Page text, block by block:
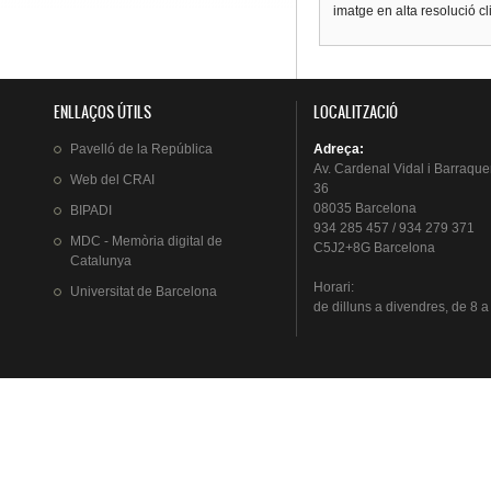
imatge en alta resolució
ENLLAÇOS ÚTILS
Pavelló de la República
Web del CRAI
BIPADI
MDC - Memòria digital de
Catalunya
Universitat de Barcelona
LOCALITZACIÓ
Adreça:
Av. Cardenal Vidal i
36
08035 Barcelona
934 285 457 / 934 279 371
C5J2+8G Barcelona
Horari:
de dillunsa divendres, de 8